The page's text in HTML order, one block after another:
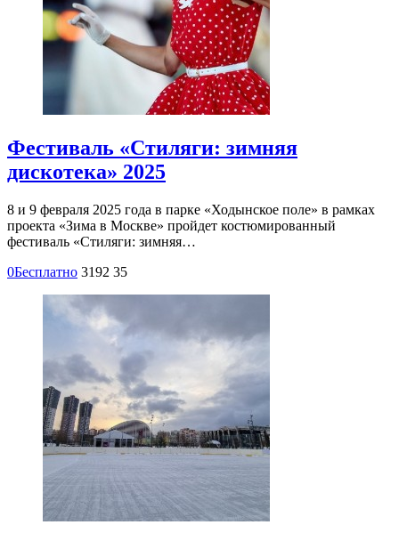
Фестиваль «Стиляги: зимняя
дискотека» 2025
8 и 9 февраля 2025 года в парке «Ходынское поле» в рамках
проекта «Зима в Москве» пройдет костюмированный
фестиваль «Стиляги: зимняя…
0Бесплатно 3192 35